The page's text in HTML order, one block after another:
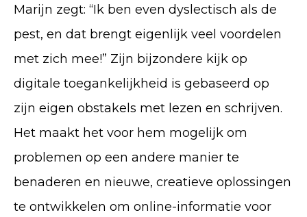
Marijn zegt: “Ik ben even dyslectisch als de
pest, en dat brengt eigenlijk veel voordelen
met zich mee!” Zijn bijzondere kijk op
digitale toegankelijkheid is gebaseerd op
zijn eigen obstakels met lezen en schrijven.
Het maakt het voor hem mogelijk om
problemen op een andere manier te
benaderen en nieuwe, creatieve oplossingen
te ontwikkelen om online-informatie voor